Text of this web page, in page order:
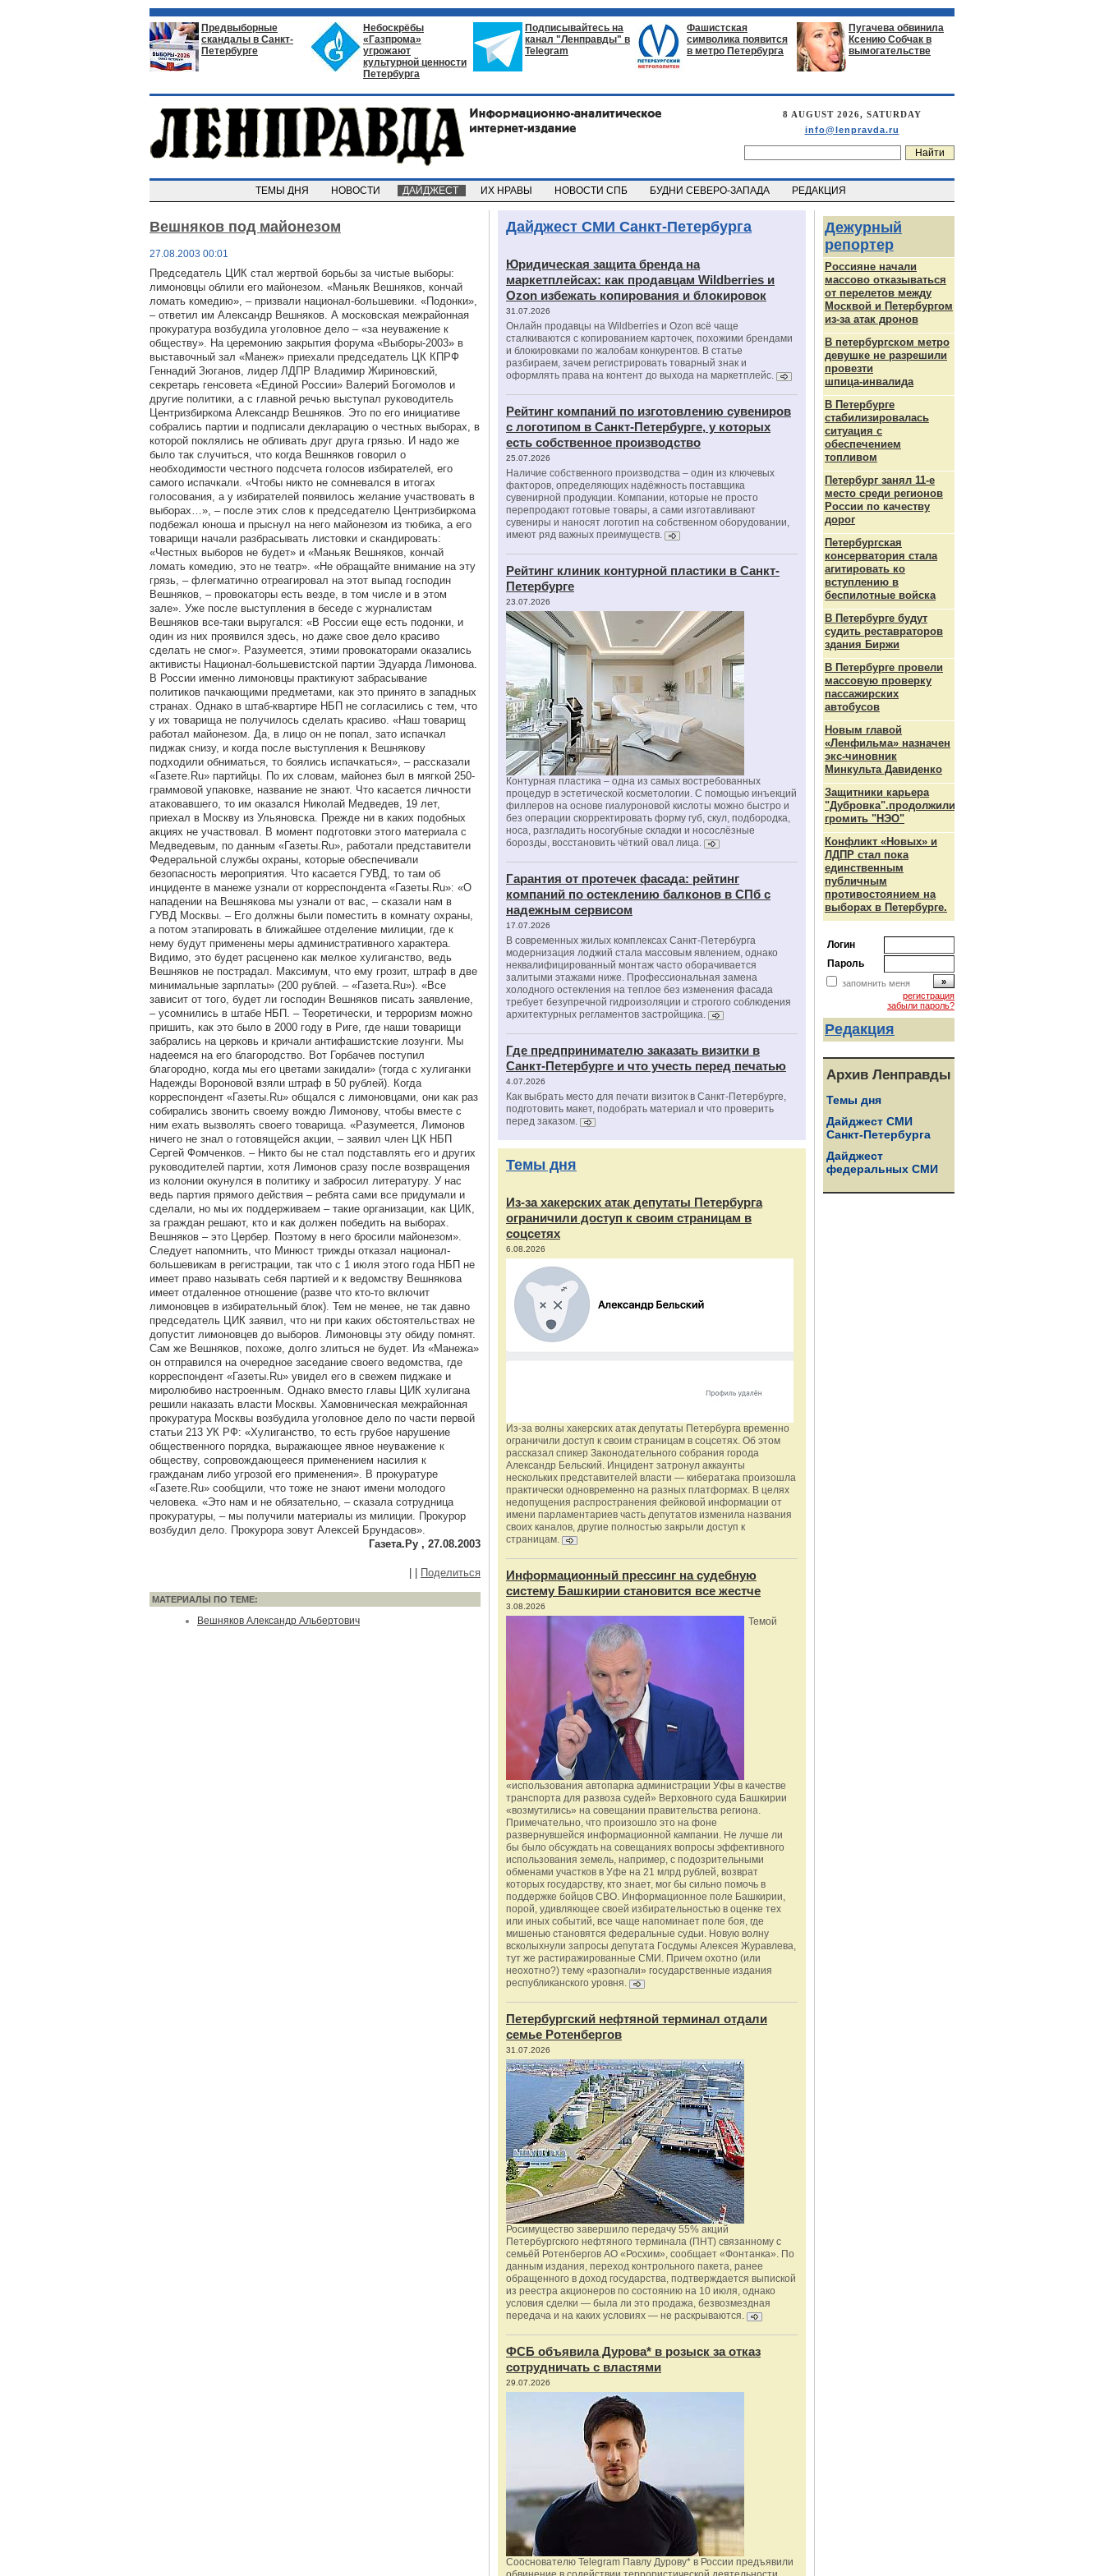
Предвыборные
скандалы в Санкт-
Петербурге
Небоскрёбы
«Газпрома»
угрожают
культурной ценности
Петербурга
Подписывайтесь на
канал "Ленправды" в
Telegram
Фашистская
символика появится
в метро Петербурга
Пугачева обвинила
Ксению Собчак в
вымогательстве
8 AUGUST 2026, SATURDAY
info@lenpravda.ru
ТЕМЫ ДНЯ НОВОСТИ ДАЙДЖЕСТ ИХ НРАВЫ НОВОСТИ СПБ БУДНИ СЕВЕРО-ЗАПАДА РЕДАКЦИЯ
Вешняков под майонезом
27.08.2003 00:01
Председатель ЦИК стал жертвой борьбы за чистые выборы:
лимоновцы облили его майонезом. «Маньяк Вешняков, кончай
ломать комедию», – призвали национал-большевики. «Подонки»,
– ответил им Александр Вешняков. А московская межрайонная
прокуратура возбудила уголовное дело – «за неуважение к
обществу». На церемонию закрытия форума «Выборы-2003» в
выставочный зал «Манеж» приехали председатель ЦК КПРФ
Геннадий Зюганов, лидер ЛДПР Владимир Жириновский,
секретарь генсовета «Единой России» Валерий Богомолов и
другие политики, а с главной речью выступал руководитель
Центризбиркома Александр Вешняков. Это по его инициативе
собрались партии и подписали декларацию о честных выборах, в
которой поклялись не обливать друг друга грязью. И надо же
было так случиться, что когда Вешняков говорил о
необходимости честного подсчета голосов избирателей, его
самого испачкали. «Чтобы никто не сомневался в итогах
голосования, а у избирателей появилось желание участвовать в
выборах…», – после этих слов к председателю Центризбиркома
подбежал юноша и прыснул на него майонезом из тюбика, а его
товарищи начали разбрасывать листовки и скандировать:
«Честных выборов не будет» и «Маньяк Вешняков, кончай
ломать комедию, это не театр». «Не обращайте внимание на эту
грязь, – флегматично отреагировал на этот выпад господин
Вешняков, – провокаторы есть везде, в том числе и в этом
зале». Уже после выступления в беседе с журналистам
Вешняков все-таки выругался: «В России еще есть подонки, и
один из них проявился здесь, но даже свое дело красиво
сделать не смог». Разумеется, этими провокаторами оказались
активисты Национал-большевистской партии Эдуарда Лимонова.
В России именно лимоновцы практикуют забрасывание
политиков пачкающими предметами, как это принято в западных
странах. Однако в штаб-квартире НБП не согласились с тем, что
у их товарища не получилось сделать красиво. «Наш товарищ
работал майонезом. Да, в лицо он не попал, зато испачкал
пиджак снизу, и когда после выступления к Вешнякову
подходили обниматься, то боялись испачкаться», – рассказали
«Газете.Ru» партийцы. По их словам, майонез был в мягкой 250-
граммовой упаковке, название не знают. Что касается личности
атаковавшего, то им оказался Николай Медведев, 19 лет,
приехал в Москву из Ульяновска. Прежде ни в каких подобных
акциях не участвовал. В момент подготовки этого материала с
Медведевым, по данным «Газеты.Ru», работали представители
Федеральной службы охраны, которые обеспечивали
безопасность мероприятия. Что касается ГУВД, то там об
инциденте в манеже узнали от корреспондента «Газеты.Ru»: «О
нападении на Вешнякова мы узнали от вас, – сказали нам в
ГУВД Москвы. – Его должны были поместить в комнату охраны,
а потом этапировать в ближайшее отделение милиции, где к
нему будут применены меры административного характера.
Видимо, это будет расценено как мелкое хулиганство, ведь
Вешняков не пострадал. Максимум, что ему грозит, штраф в две
минимальные зарплаты» (200 рублей. – «Газета.Ru»). «Все
зависит от того, будет ли господин Вешняков писать заявление,
– усомнились в штабе НБП. – Теоретически, и терроризм можно
пришить, как это было в 2000 году в Риге, где наши товарищи
забрались на церковь и кричали антифашистские лозунги. Мы
надеемся на его благородство. Вот Горбачев поступил
благородно, когда мы его цветами закидали» (тогда с хулиганки
Надежды Вороновой взяли штраф в 50 рублей). Когда
корреспондент «Газеты.Ru» общался с лимоновцами, они как раз
собирались звонить своему вождю Лимонову, чтобы вместе с
ним ехать вызволять своего товарища. «Разумеется, Лимонов
ничего не знал о готовящейся акции, – заявил член ЦК НБП
Сергей Фомченков. – Никто бы не стал подставлять его и других
руководителей партии, хотя Лимонов сразу после возвращения
из колонии окунулся в политику и забросил литературу. У нас
ведь партия прямого действия – ребята сами все придумали и
сделали, но мы их поддерживаем – такие организации, как ЦИК,
за граждан решают, кто и как должен победить на выборах.
Вешняков – это Цербер. Поэтому в него бросили майонезом».
Следует напомнить, что Минюст трижды отказал национал-
большевикам в регистрации, так что с 1 июля этого года НБП не
имеет право называть себя партией и к ведомству Вешнякова
имеет отдаленное отношение (разве что кто-то включит
лимоновцев в избирательный блок). Тем не менее, не так давно
председатель ЦИК заявил, что ни при каких обстоятельствах не
допустит лимоновцев до выборов. Лимоновцы эту обиду помнят.
Сам же Вешняков, похоже, долго злиться не будет. Из «Манежа»
он отправился на очередное заседание своего ведомства, где
корреспондент «Газеты.Ru» увидел его в свежем пиджаке и
миролюбиво настроенным. Однако вместо главы ЦИК хулигана
решили наказать власти Москвы. Хамовническая межрайонная
прокуратура Москвы возбудила уголовное дело по части первой
статьи 213 УК РФ: «Хулиганство, то есть грубое нарушение
общественного порядка, выражающее явное неуважение к
обществу, сопровождающееся применением насилия к
гражданам либо угрозой его применения». В прокуратуре
«Газете.Ru» сообщили, что тоже не знают имени молодого
человека. «Это нам и не обязательно, – сказала сотрудница
прокуратуры, – мы получили материалы из милиции. Прокурор
возбудил дело. Прокурора зовут Алексей Брундасов».
Газета.Ру , 27.08.2003
Поделиться
МАТЕРИАЛЫ ПО ТЕМЕ:
Вешняков Александр Альбертович
Дайджест СМИ Санкт-Петербурга
Юридическая защита бренда на
маркетплейсах: как продавцам Wildberries и
Ozon избежать копирования и блокировок
31.07.2026
Онлайн продавцы на Wildberries и Ozon всё чаще
сталкиваются с копированием карточек, похожими брендами
и блокировками по жалобам конкурентов. В статье
разбираем, зачем регистрировать товарный знак и
оформлять права на контент до выхода на маркетплейс.
Рейтинг компаний по изготовлению сувениров
с логотипом в Санкт-Петербурге, у которых
есть собственное производство
25.07.2026
Наличие собственного производства – один из ключевых
факторов, определяющих надёжность поставщика
сувенирной продукции. Компании, которые не просто
перепродают готовые товары, а сами изготавливают
сувениры и наносят логотип на собственном оборудовании,
имеют ряд важных преимуществ.
Рейтинг клиник контурной пластики в Санкт-
Петербурге
23.07.2026
Контурная пластика – одна из самых востребованных
процедур в эстетической косметологии. С помощью инъекций
филлеров на основе гиалуроновой кислоты можно быстро и
без операции скорректировать форму губ, скул, подбородка,
носа, разгладить носогубные складки и носослёзные
борозды, восстановить чёткий овал лица.
Гарантия от протечек фасада: рейтинг
компаний по остеклению балконов в СПб с
надежным сервисом
17.07.2026
В современных жилых комплексах Санкт-Петербурга
модернизация лоджий стала массовым явлением, однако
неквалифицированный монтаж часто оборачивается
залитыми этажами ниже. Профессиональная замена
холодного остекления на теплое без изменения фасада
требует безупречной гидроизоляции и строгого соблюдения
архитектурных регламентов застройщика.
Где предпринимателю заказать визитки в
Санкт-Петербурге и что учесть перед печатью
4.07.2026
Как выбрать место для печати визиток в Санкт-Петербурге,
подготовить макет, подобрать материал и что проверить
перед заказом.
Темы дня
Из‑за хакерских атак депутаты Петербурга
ограничили доступ к своим страницам в
соцсетях
6.08.2026
Из‑за волны хакерских атак депутаты Петербурга временно
ограничили доступ к своим страницам в соцсетях. Об этом
рассказал спикер Законодательного собрания города
Александр Бельский. Инцидент затронул аккаунты
нескольких представителей власти — кибератака произошла
практически одновременно на разных платформах. В целях
недопущения распространения фейковой информации от
имени парламентариев часть депутатов изменила названия
своих каналов, другие полностью закрыли доступ к
страницам.
Информационный прессинг на судебную
систему Башкирии становится все жестче
3.08.2026
Темой
«использования автопарка администрации Уфы в качестве
транспорта для развоза судей» Верховного суда Башкирии
«возмутились» на совещании правительства региона.
Примечательно, что произошло это на фоне
развернувшейся информационной кампании. Не лучше ли
бы было обсуждать на совещаниях вопросы эффективного
использования земель, например, с подозрительными
обменами участков в Уфе на 21 млрд рублей, возврат
которых государству, кто знает, мог бы сильно помочь в
поддержке бойцов СВО. Информационное поле Башкирии,
порой, удивляющее своей избирательностью в оценке тех
или иных событий, все чаще напоминает поле боя, где
мишенью становятся федеральные судьи. Новую волну
всколыхнули запросы депутата Госдумы Алексея Журавлева,
тут же растиражированные СМИ. Причем охотно (или
неохотно?) тему «разогнали» государственные издания
республиканского уровня.
Петербургский нефтяной терминал отдали
семье Ротенбергов
31.07.2026
Росимущество завершило передачу 55% акций
Петербургского нефтяного терминала (ПНТ) связанному с
семьёй Ротенбергов АО «Росхим», сообщает «Фонтанка». По
данным издания, переход контрольного пакета, ранее
обращенного в доход государства, подтверждается выпиской
из реестра акционеров по состоянию на 10 июля, однако
условия сделки — была ли это продажа, безвозмездная
передача и на каких условиях — не раскрываются.
ФСБ объявила Дурова* в розыск за отказ
сотрудничать с властями
29.07.2026
Сооснователю Telegram Павлу Дурову* в России предъявили
Дежурный
репортер
Россияне начали
массово отказываться
от перелетов между
Москвой и Петербургом
из-за атак дронов
В петербургском метро
девушке не разрешили
провезти
шпица‑инвалида
В Петербурге
стабилизировалась
ситуация с
обеспечением
топливом
Петербург занял 11-е
место среди регионов
России по качеству
дорог
Петербургская
консерватория стала
агитировать ко
вступлению в
беспилотные войска
В Петербурге будут
судить реставраторов
здания Биржи
В Петербурге провели
массовую проверку
пассажирских
автобусов
Новым главой
«Ленфильма» назначен
экс-чиновник
Минкульта Давиденко
Защитники карьера
"Дубровка".продолжили
громить "НЭО"
Конфликт «Новых» и
ЛДПР стал пока
единственным
публичным
противостоянием на
выборах в Петербурге.
Логин
Пароль
запомнить меня
регистрация
забыли пароль?
Редакция
Архив Ленправды
Темы дня
Дайджест СМИ
Санкт-Петербурга
Дайджест
федеральных СМИ